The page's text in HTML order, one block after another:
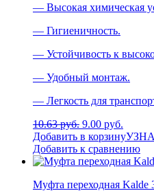
— Высокая химическая
— Гигиеничность.
— Устойчивость к
— Удобный монтаж.
— Легкость для
10.63 руб. 9.00 руб.
Добавить в корзину
Добавить к сравнению
Муфта переходная Kalde